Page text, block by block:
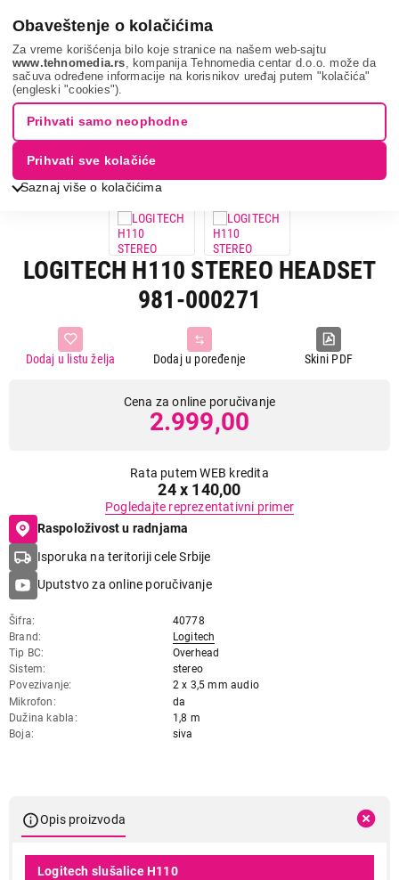
Obaveštenje o kolačićima
Za vreme korišćenja bilo koje stranice na našem web-sajtu
www.tehnomedia.rs , kompanija Tehnomedia centar d.o.o. može da
sačuva određene informacije na korisnikov uređaj putem "kolačića"
(engleski "cookies").
Saznaj više o kolačićima
Prihvati samo neophodne
Prihvati sve kolačiće
Tv, audio, video i foto Slušalice
Overhead slušalice
Logitech h110 s...
LOGITECH H110 STEREO HEADSET
981-000271
Skini PDF
Dodaj u poređenje
Dodaj u listu želja
Cena za online poručivanje
2.999,00
Rata putem WEB kredita
24 x 140,00
Pogledajte reprezentativni primer
Raspoloživost u radnjama
Isporuka na teritoriji cele Srbije
Uputstvo za online poručivanje
Šifra
40778
Brand
Logitech
Tip BC
Overhead
Sistem
stereo
Povezivanje
2 x 3,5 mm audio
Mikrofon
da
Dužina kabla
1,8 m
Boja
siva
Opis proizvoda
Logitech slušalice H110